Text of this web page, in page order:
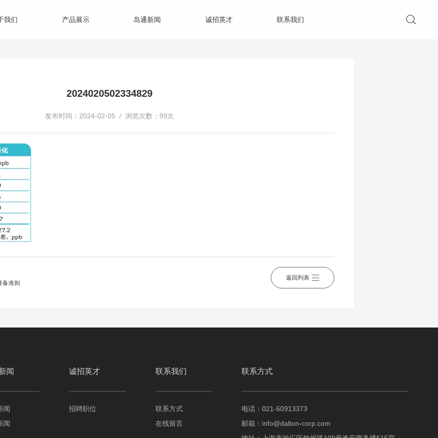
我们 产品展示 岛通新闻 诚招英才 联系我们
2024020502334829
发布时间：2024-02-05 / 浏览次数：99次
准则
返回列表
闻
闻
闻
诚招英才
招聘职位
联系我们
联系方式
在线留言
联系方式
电话：021-60913373
邮箱： info@dalton-corp.com